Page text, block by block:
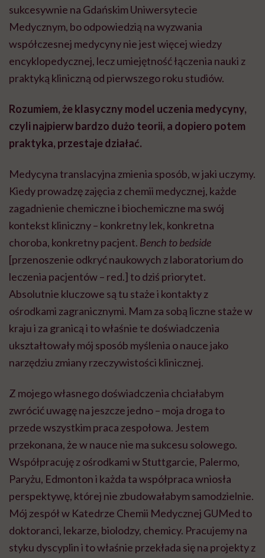
sukcesywnie na Gdańskim Uniwersytecie
Medycznym, bo odpowiedzią na wyzwania
współczesnej medycyny nie jest więcej wiedzy
encyklopedycznej, lecz umiejętność łączenia nauki z
praktyką kliniczną od pierwszego roku studiów.
Rozumiem, że klasyczny model uczenia medycyny,
czyli najpierw bardzo dużo teorii, a dopiero potem
praktyka, przestaje działać.
Medycyna translacyjna zmienia sposób, w jaki uczymy.
Kiedy prowadzę zajęcia z chemii medycznej, każde
zagadnienie chemiczne i biochemiczne ma swój
kontekst kliniczny – konkretny lek, konkretna
choroba, konkretny pacjent. Bench to bedside
[przenoszenie odkryć naukowych z laboratorium do
leczenia pacjentów – red.] to dziś priorytet.
Absolutnie kluczowe są tu staże i kontakty z
ośrodkami zagranicznymi. Mam za sobą liczne staże w
kraju i za granicą i to właśnie te doświadczenia
ukształtowały mój sposób myślenia o nauce jako
narzędziu zmiany rzeczywistości klinicznej.
Z mojego własnego doświadczenia chciałabym
zwrócić uwagę na jeszcze jedno – moja droga to
przede wszystkim praca zespołowa. Jestem
przekonana, że w nauce nie ma sukcesu solowego.
Współpracuję z ośrodkami w Stuttgarcie, Palermo,
Paryżu, Edmonton i każda ta współpraca wniosła
perspektywę, której nie zbudowałabym samodzielnie.
Mój zespół w Katedrze Chemii Medycznej GUMed to
doktoranci, lekarze, biolodzy, chemicy. Pracujemy na
styku dyscyplin i to właśnie przekłada się na projekty z